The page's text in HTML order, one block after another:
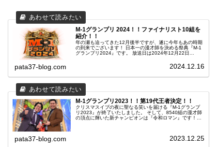
M-1グランプリ 2024！！ファイナリスト10組を
紹介！！
年の瀬も迫ってきた12月後半ですが、遂に今年もあの時期
の到来でございます！ 日本一の漫才師を決める祭典『M-1
グランプリ2024』です。 放送日は2024年12月22日
舞台へと勝ち進んだお笑いモンスター10組のカードが出そ
ろいましたので、さっそくチェックしていきたいと思いま
pata37-blog.com 2024.12.16
M-1グランプリ2023！！第19代王者決定！！
クリスマスイブの夜に聖なる笑いを届ける『M-1グランプ
リ2023』が終了いたしました。 そして、8540組の漫才師
の頂点に輝いた新チャンピオンは『令和ロマン』です！！
pata37-blog.com 2023.12.25